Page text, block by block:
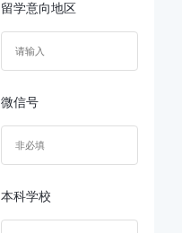
留学意向地区
微信号
本科学校